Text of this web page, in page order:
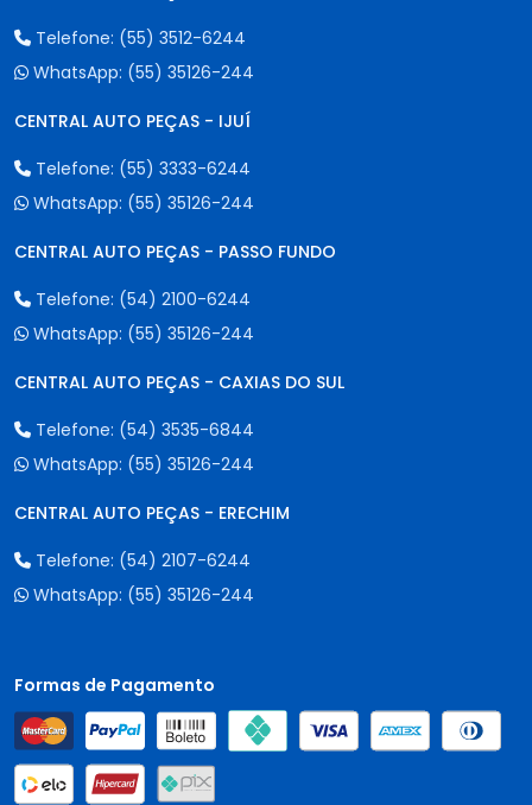
Telefone: (55) 3512-6244
WhatsApp: (55) 35126-244
CENTRAL AUTO PEÇAS - IJUÍ
Telefone: (55) 3333-6244
WhatsApp: (55) 35126-244
CENTRAL AUTO PEÇAS - PASSO FUNDO
Telefone: (54) 2100-6244
WhatsApp: (55) 35126-244
CENTRAL AUTO PEÇAS - CAXIAS DO SUL
Telefone: (54) 3535-6844
WhatsApp: (55) 35126-244
CENTRAL AUTO PEÇAS - ERECHIM
Telefone: (54) 2107-6244
WhatsApp: (55) 35126-244
Formas de Pagamento